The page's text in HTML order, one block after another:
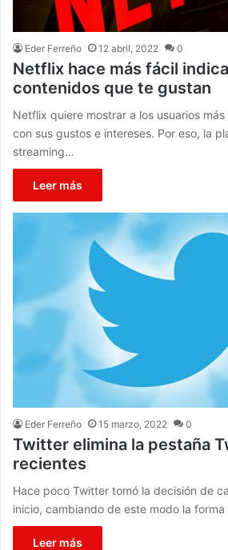
Eder Ferreño 12 abril, 2022 0
Netflix hace más fácil
contenidos que te gustan
Netflix quiere mostrar a los usuarios
con sus gustos e intereses. Por eso, la
streaming…
Leer más
Eder Ferreño 15 marzo, 2022 0
Twitter elimina la pestaña
recientes
Hace poco Twitter tomó la decisión de
inicio, cambiando de este modo la
Leer más